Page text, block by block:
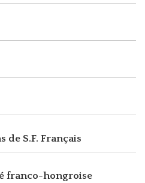
de S.F. Français
franco-hongroise